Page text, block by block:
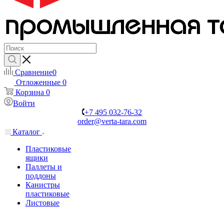
Сравнение0
Отложенные 0
Корзина 0
Войти
+7 495 032-76-32
order@verta-tara.com
Каталог
Пластиковые
ящики
Паллеты и
поддоны
Канистры
пластиковые
Листовые